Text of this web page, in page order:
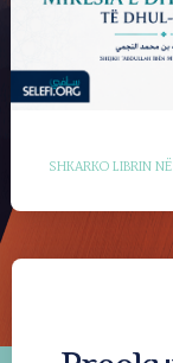
SHKARKO LIBRIN